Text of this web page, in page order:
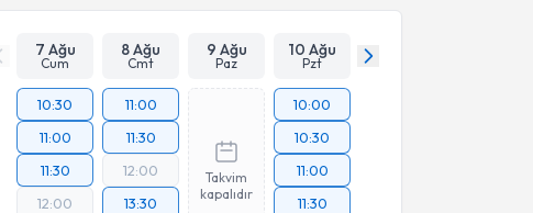
7 Ağu
Cum
8 Ağu
Cmt
9 Ağu
Paz
10 Ağu
Pzt
10:30
11:00
11:30
12:00
11:00
11:30
12:00
13:30
Takvim
kapalıdır
10:00
10:30
11:00
11:30